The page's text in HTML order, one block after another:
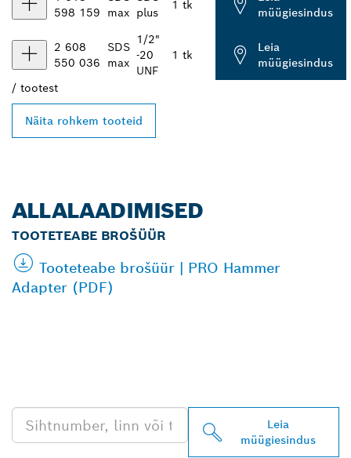
598 159
max plus
1 tk
müügiesindus
2 608
550 036
SDS
max
1/2"
-20
UNF
1 tk
Leia
müügiesindus
/ tootest
Näita rohkem tooteid
ALLALAADIMISED
TOOTETEABE BROŠÜÜR
Tooteteabe brošüür | PRO Hammer
Adapter (PDF)
Leia
müügiesindus